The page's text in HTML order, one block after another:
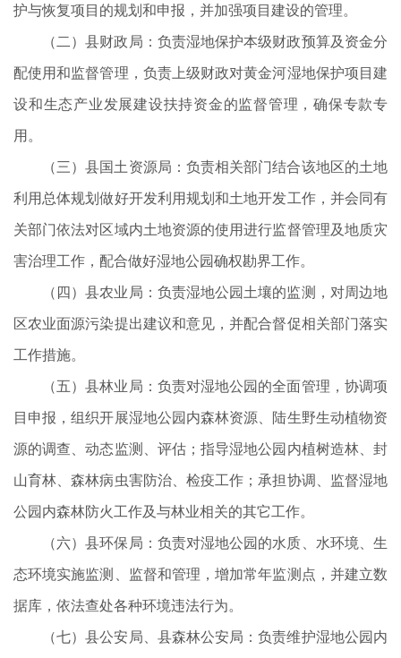
护与恢复项目的规划和申报，并加强项目建设的管理。
（二）县财政局：负责湿地保护本级财政预算及资金分
配使用和监督管理，负责上级财政对黄金河湿地保护项目建
设和生态产业发展建设扶持资金的监督管理，确保专款专
用。
（三）县国土资源局：负责相关部门结合该地区的土地
利用总体规划做好开发利用规划和土地开发工作，并会同有
关部门依法对区域内土地资源的使用进行监督管理及地质灾
害治理工作，配合做好湿地公园确权勘界工作。
（四）县农业局：负责湿地公园土壤的监测，对周边地
区农业面源污染提出建议和意见，并配合督促相关部门落实
工作措施。
（五）县林业局：负责对湿地公园的全面管理，协调项
目申报，组织开展湿地公园内森林资源、陆生野生动植物资
源的调查、动态监测、评估；指导湿地公园内植树造林、封
山育林、森林病虫害防治、检疫工作；承担协调、监督湿地
公园内森林防火工作及与林业相关的其它工作。
（六）县环保局：负责对湿地公园的水质、水环境、生
态环境实施监测、监督和管理，增加常年监测点，并建立数
据库，依法查处各种环境违法行为。
（七）县公安局、县森林公安局：负责维护湿地公园内